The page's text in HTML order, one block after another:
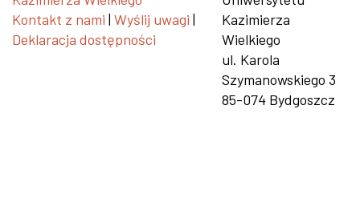
Kontakt z nami | Wyślij uwagi |
Deklaracja dostępności
Kazimierza
Wielkiego
ul. Karola
Szymanowskiego 3
85-074 Bydgoszcz